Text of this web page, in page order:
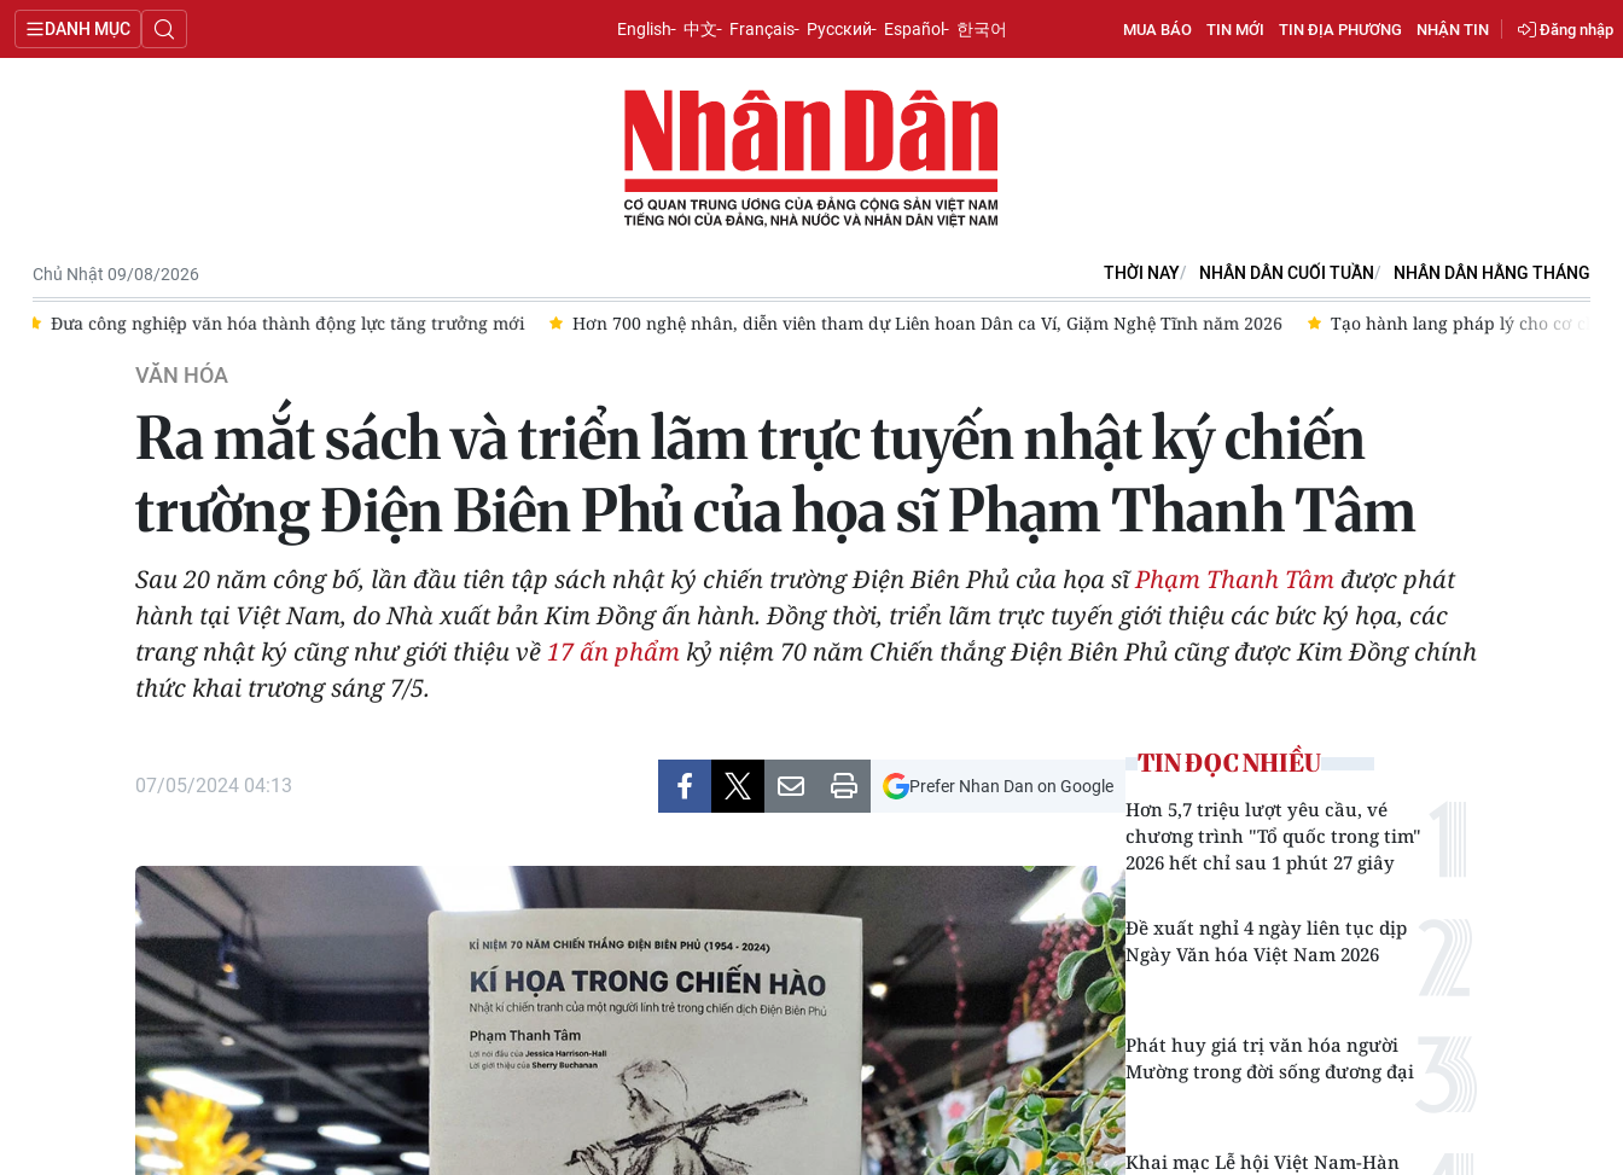
DANH MỤC English 中文 Français Русский Español 한국어 MUA BÁO TIN MỚI TIN ĐỊA PHƯƠNG NHẬN TIN Đăng nhập
Chủ Nhật 09/08/2026 THỜI NAY NHÂN DÂN CUỐI TUẦN NHÂN DÂN HẰNG THÁNG
Hơn 700 nghệ nhân, diễn viên tham dự Liên hoan Dân ca Ví, Giặm Nghệ Tĩnh năm 2026 Tạo hành lang pháp lý cho cơ chế sandbox trong lĩnh vực công nghiệp văn hóa Hoàn thiện
VĂN HÓA
Ra mắt sách và triển lãm trực tuyến nhật ký chiến
trường Điện Biên Phủ của họa sĩ Phạm Thanh Tâm
Sau 20 năm công bố, lần đầu tiên tập sách nhật ký chiến trường Điện Biên Phủ của họa sĩPhạm Thanh Tâmđược phát
hành tại Việt Nam, do Nhà xuất bản Kim Đồng ấn hành. Đồng thời, triển lãm trực tuyến giới thiệu các bức ký họa, các
trang nhật ký cũng như giới thiệu về17 ấn phẩm kỷ niệm 70 năm Chiến thắng Điện Biên Phủ cũng được Kim Đồng chính
thức khai trương sáng 7/5.
07/05/2024 04:13 Prefer Nhan Dan on Google
TIN ĐỌC NHIỀU
Hơn 5,7 triệu lượt yêu cầu, vé
chương trình "Tổ quốc trong tim"
2026 hết chỉ sau 1 phút 27 giây
Đề xuất nghỉ 4 ngày liên tục dịp
Ngày Văn hóa Việt Nam 2026
Phát huy giá trị văn hóa người
Mường trong đời sống đương đại
Khai mạc Lễ hội Việt Nam-Hàn